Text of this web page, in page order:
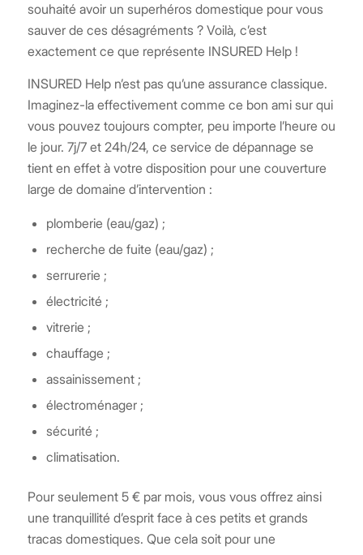
souhaité avoir un superhéros domestique pour vous
sauver de ces désagréments ? Voilà, c’est
exactement ce que représente INSURED Help !
INSURED Help n’est pas qu’une assurance classique.
Imaginez-la effectivement comme ce bon ami sur qui
vous pouvez toujours compter, peu importe l’heure ou
le jour. 7j/7 et 24h/24, ce service de dépannage se
tient en effet à votre disposition pour une couverture
large de domaine d’intervention :
plomberie (eau/gaz) ;
recherche de fuite (eau/gaz) ;
serrurerie ;
électricité ;
vitrerie ;
chauffage ;
assainissement ;
électroménager ;
sécurité ;
climatisation.
Pour seulement 5 € par mois, vous vous offrez ainsi
une tranquillité d’esprit face à ces petits et grands
tracas domestiques. Que cela soit pour une